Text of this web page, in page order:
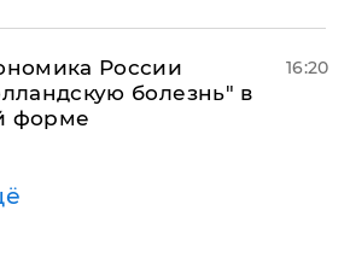
России
болезнь" в
форме
16:20